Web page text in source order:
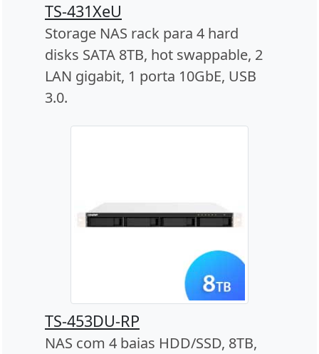
TS-431XeU
Storage NAS rack para 4 hard
disks SATA 8TB, hot swappable, 2
LAN gigabit, 1 porta 10GbE, USB
3.0.
TS-453DU-RP
NAS com 4 baias HDD/SSD, 8TB,